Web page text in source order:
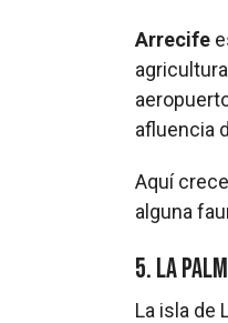
Arrecife
afluencia
Aquí
alguna
5. La
La isla de